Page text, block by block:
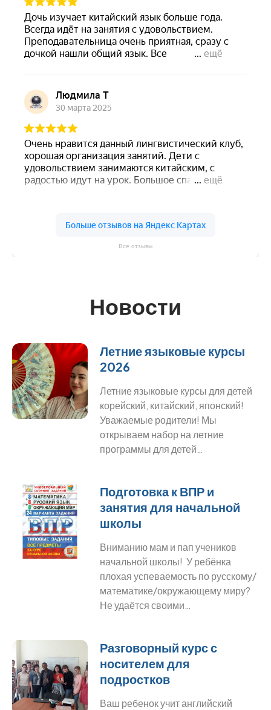
Все отзывы
Новости
Летние языковые курсы
2026
Летние языковые курсы для детей
корейский, китайский, японский!
Уважаемые родители! Мы
открываем набор на летние
программы для детей…
Подготовка к ВПР и
занятия для начальной
школы
Вниманию мам и пап учеников
начальной школы! У ребёнка
плохая успеваемость по русскому/
математике/окружающему миру?
Не удаётся своими…
Разговорный курс с
носителем для
подростков
Ваш ребенок учит английский